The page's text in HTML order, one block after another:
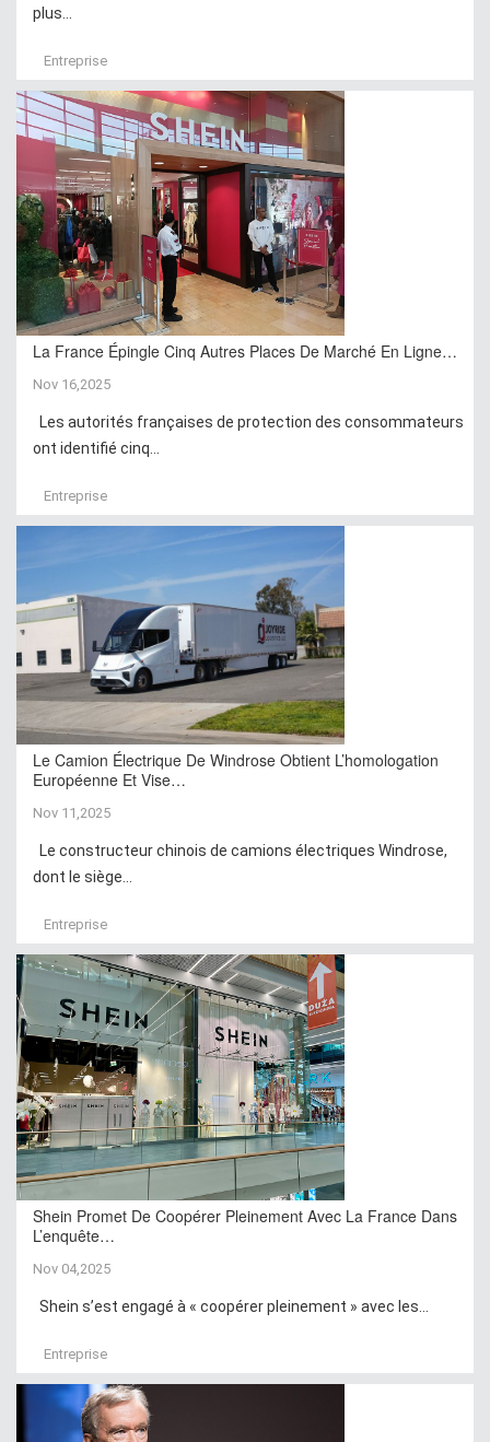
plus...
Entreprise
La France Épingle Cinq Autres Places De Marché En Ligne…
Nov 16,2025
Les autorités françaises de protection des consommateurs
ont identifié cinq...
Entreprise
Le Camion Électrique De Windrose Obtient L’homologation
Européenne Et Vise…
Nov 11,2025
Le constructeur chinois de camions électriques Windrose,
dont le siège...
Entreprise
Shein Promet De Coopérer Pleinement Avec La France Dans
L’enquête…
Nov 04,2025
Shein s’est engagé à « coopérer pleinement » avec les...
Entreprise